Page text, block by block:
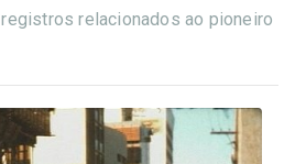
registros relacionados ao pioneiro